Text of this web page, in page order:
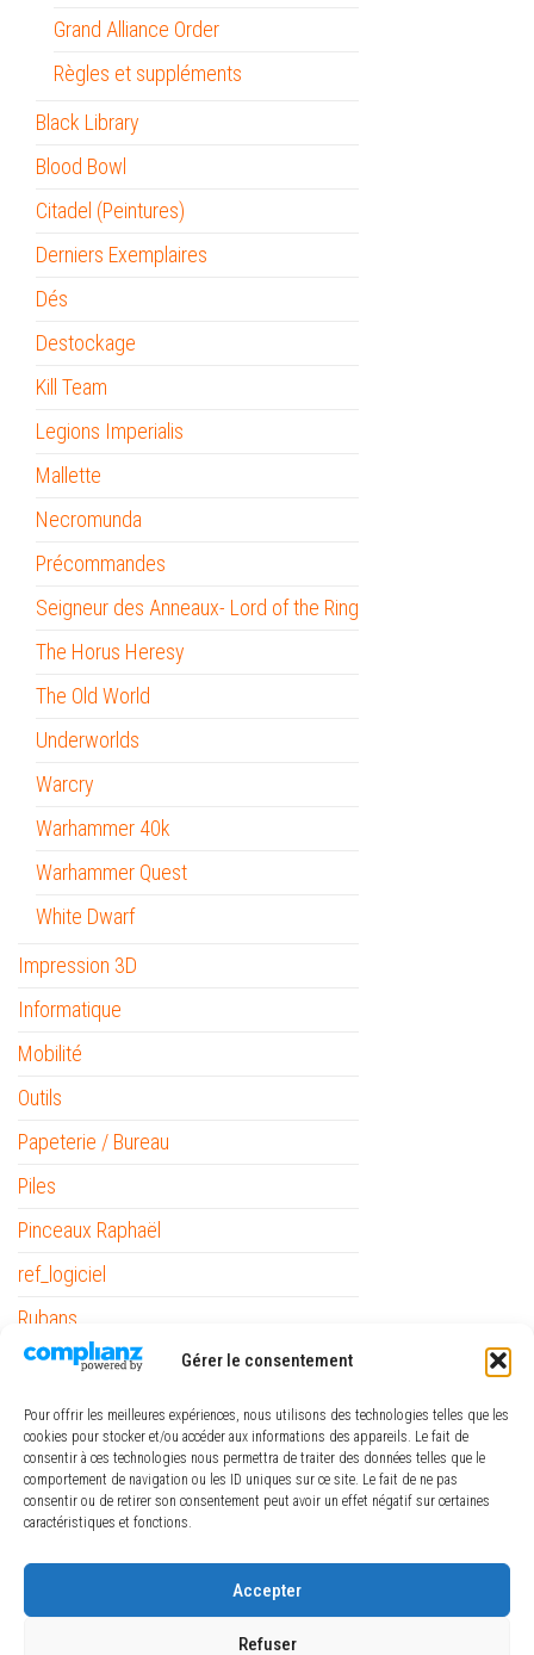
Gérer le consentement
Pour offrir les meilleures expériences, nous utilisons des technologies telles que les
cookies pour stocker et/ou accéder aux informations des appareils. Le fait de
consentir à ces technologies nous permettra de traiter des données telles que le
comportement de navigation ou les ID uniques sur ce site. Le fait de ne pas
consentir ou de retirer son consentement peut avoir un effet négatif sur certaines
caractéristiques et fonctions.
Accepter
Refuser
Grand Alliance Order
Règles et suppléments
Black Library
Blood Bowl
Citadel (Peintures)
Derniers Exemplaires
Dés
Destockage
Kill Team
Legions Imperialis
Mallette
Necromunda
Précommandes
Seigneur des Anneaux- Lord of the Ring
The Horus Heresy
The Old World
Underworlds
Warcry
Warhammer 40k
Warhammer Quest
White Dwarf
Impression 3D
Informatique
Mobilité
Outils
Papeterie / Bureau
Piles
Pinceaux Raphaël
ref_logiciel
Rubans
The Army Painter
Minimum Price
Maximum Price
FILTRER